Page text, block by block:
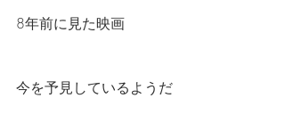
8年前に見た映画
今を予見しているようだ